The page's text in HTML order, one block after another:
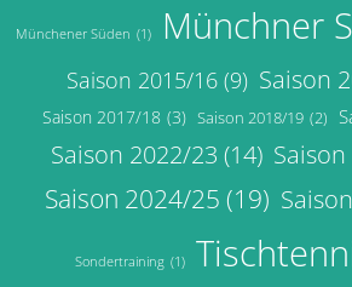
Münchener Süden (1) Münchner
Saison 2015/16 (9) Saison
Saison 2017/18 (3) Saison 2018/19 (2)
Saison 2022/23 (14)
Saison 2024/25 (19)
Sondertraining (1)